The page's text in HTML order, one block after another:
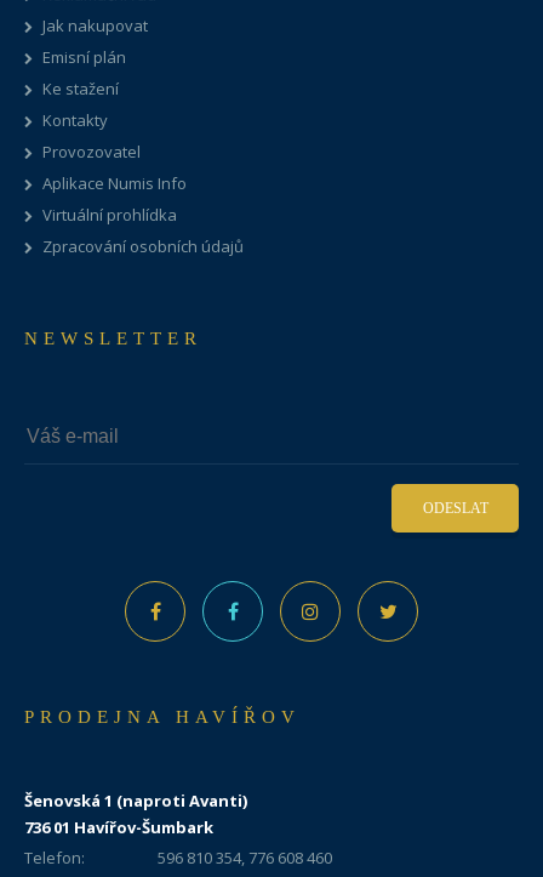
Jak nakupovat
Emisní plán
Ke stažení
Kontakty
Provozovatel
Aplikace Numis Info
Virtuální prohlídka
Zpracování osobních údajů
NEWSLETTER
ODESLAT
PRODEJNA HAVÍŘOV
Šenovská 1 (naproti Avanti)
736 01 Havířov-Šumbark
Telefon:
596 810 354, 776 608 460